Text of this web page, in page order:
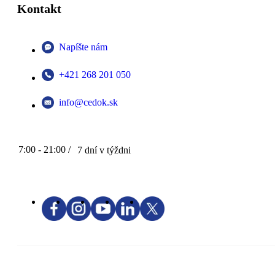
Kontakt
Napíšte nám
+421 268 201 050
info@cedok.sk
7:00 - 21:00 / 7 dní v týždni